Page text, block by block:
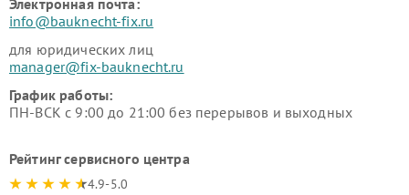
info@bauknecht-fix.ru
для юридических лиц
manager@fix-bauknecht.ru
График работы:
ПН-ВСК с 9:00 до 21:00 без перерывов и выходных
Рейтинг сервисного центра
4.9-5.0